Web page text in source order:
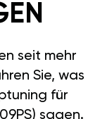
seit mehr
Sie, was
für
sagen.